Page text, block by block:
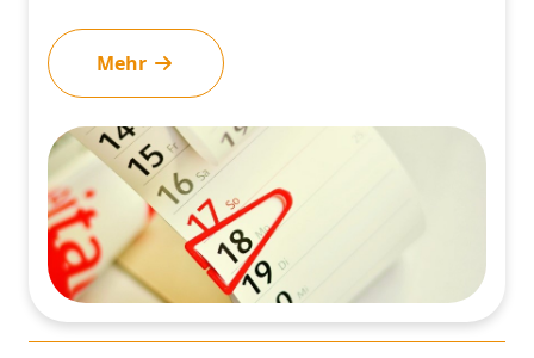
Mehr